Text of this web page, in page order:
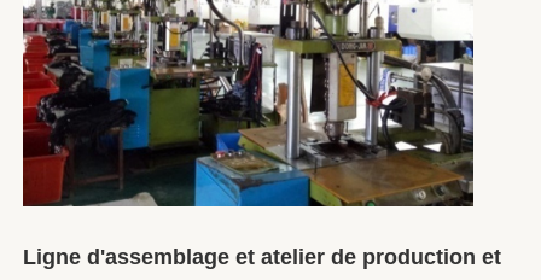
Ligne d'assemblage et atelier de production et